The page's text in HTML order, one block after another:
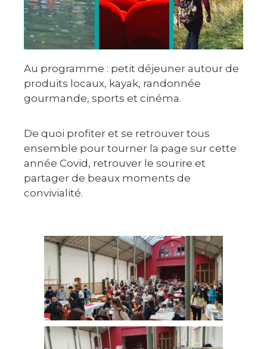
Au programme : petit déjeuner autour de
produits locaux, kayak, randonnée
gourmande, sports et cinéma.
De quoi profiter et se retrouver tous
ensemble pour tourner la page sur cette
année Covid, retrouver le sourire et
partager de beaux moments de
convivialité.